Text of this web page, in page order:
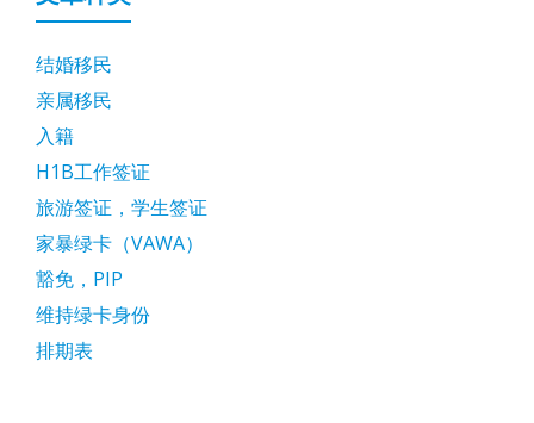
结婚移民
亲属移民
入籍
H1B工作签证
旅游签证，学生签证
家暴绿卡（VAWA）
豁免，PIP
维持绿卡身份
排期表